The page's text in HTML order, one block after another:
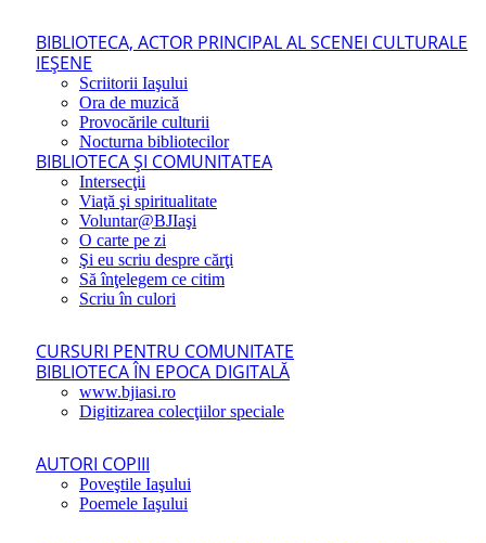
BIBLIOTECA, ACTOR PRINCIPAL AL SCENEI CULTURALE
IEŞENE
Scriitorii Iaşului
Ora de muzică
Provocările culturii
Nocturna bibliotecilor
BIBLIOTECA ŞI COMUNITATEA
Intersecţii
Viaţă şi spiritualitate
Voluntar@BJIaşi
O carte pe zi
Şi eu scriu despre cărţi
Să înţelegem ce citim
Scriu în culori
CURSURI PENTRU COMUNITATE
BIBLIOTECA ÎN EPOCA DIGITALĂ
www.bjiasi.ro
Digitizarea colecţiilor speciale
AUTORI COPIII
Poveştile Iaşului
Poemele Iaşului